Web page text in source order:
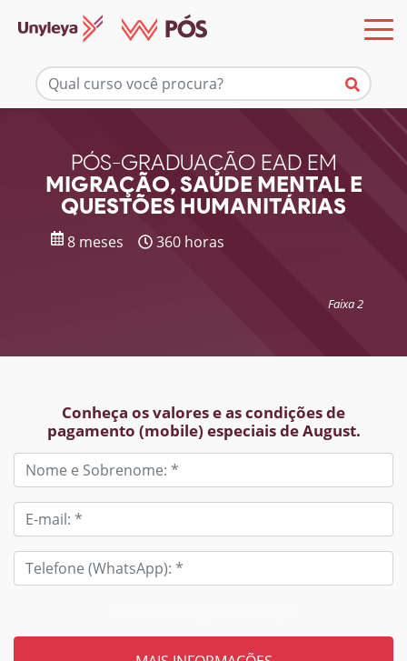
PÓS-GRADUAÇÃO EAD EM
MIGRAÇÃO, SAÚDE MENTAL E
QUESTÕES HUMANITÁRIAS
8 meses 360 horas
Faixa 2
Conheça os valores e as condições de
pagamento (mobile) especiais de August.
Mais informações